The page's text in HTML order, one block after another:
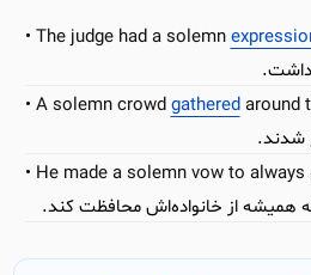
The judge had a solemn
A solemn crowdgatheredaround
شدند.
He made a solemn vow to
همیشه از خانواده‌اش محافظت کند.